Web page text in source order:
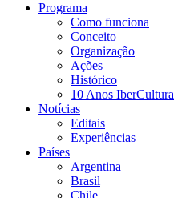
Programa
Como funciona
Conceito
Organização
Ações
Histórico
10 Anos IberCultura
Notícias
Editais
Experiências
Países
Argentina
Brasil
Chile